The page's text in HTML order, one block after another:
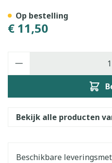
€ 11,50
Op bestelling
Bekijk alle producten
Beschikbare